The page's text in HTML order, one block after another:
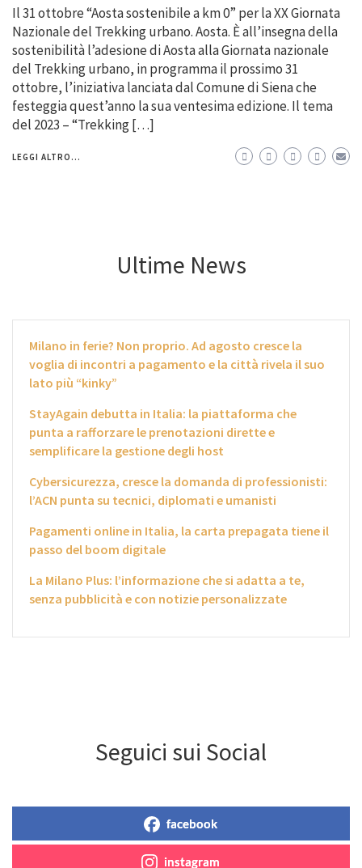
Il 31 ottobre “Aosta sostenibile a km 0” per la XX Giornata
Nazionale del Trekking urbano. Aosta. È all’insegna della
sostenibilità l’adesione di Aosta alla Giornata nazionale
del Trekking urbano, in programma il prossimo 31
ottobre, l’iniziativa lanciata dal Comune di Siena che
festeggia quest’anno la sua ventesima edizione. Il tema
del 2023 – “Trekking […]
LEGGI ALTRO...
Ultime News
Milano in ferie? Non proprio. Ad agosto cresce la
voglia di incontri a pagamento e la città rivela il suo
lato più “kinky”
StayAgain debutta in Italia: la piattaforma che
punta a rafforzare le prenotazioni dirette e
semplificare la gestione degli host
Cybersicurezza, cresce la domanda di professionisti:
l’ACN punta su tecnici, diplomati e umanisti
Pagamenti online in Italia, la carta prepagata tiene il
passo del boom digitale
La Milano Plus: l’informazione che si adatta a te,
senza pubblicità e con notizie personalizzate
Seguici sui Social
facebook
instagram